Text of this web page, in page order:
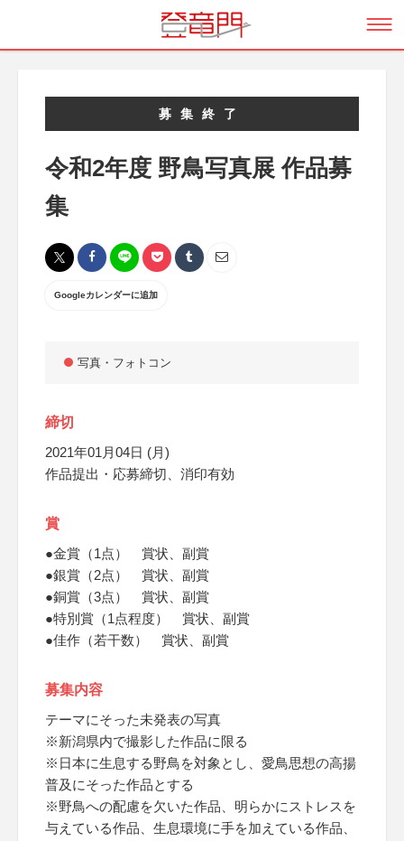
募集終了
令和2年度 野鳥写真展 作品募
集
Googleカレンダーに追加
写真・フォトコン
締切
2021年01月04日 (月)
作品提出・応募締切、消印有効
賞
●金賞（1点） 賞状、副賞
●銀賞（2点） 賞状、副賞
●銅賞（3点） 賞状、副賞
●特別賞（1点程度） 賞状、副賞
●佳作（若干数） 賞状、副賞
募集内容
テーマにそった未発表の写真
※新潟県内で撮影した作品に限る
※日本に生息する野鳥を対象とし、愛鳥思想の高揚
普及にそった作品とする
※野鳥への配慮を欠いた作品、明らかにストレスを
与えている作品、生息環境に手を加えている作品、